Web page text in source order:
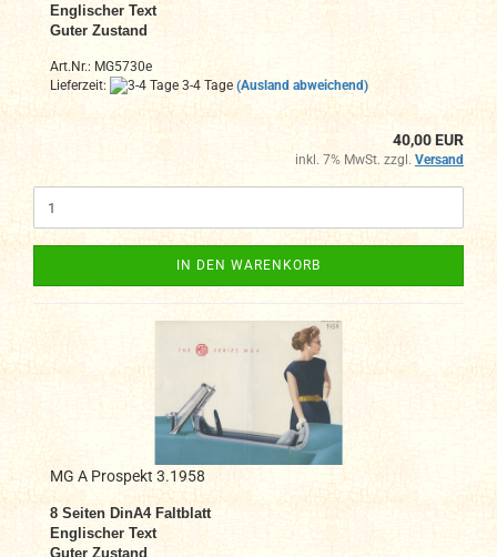
Englischer Text
Guter Zustand
Art.Nr.: MG5730e
Lieferzeit:
3-4 Tage (Ausland abweichend)
40,00 EUR
inkl. 7% MwSt. zzgl. Versand
IN DEN WARENKORB
MG A Prospekt 3.1958
8 Seiten DinA4 Faltblatt
Englischer Text
Guter Zustand